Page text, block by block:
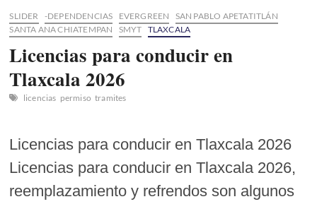
SLIDER -DEPENDENCIAS EVERGREEN
SAN PABLO APETATITLÁN
SANTA ANA CHIATEMPAN
SMYT TLAXCALA
Licencias para conducir en
Tlaxcala 2026
licencias permiso tramites
Licencias para conducir en Tlaxcala 2026
Licencias para conducir en Tlaxcala 2026,
reemplazamiento y refrendos son algunos